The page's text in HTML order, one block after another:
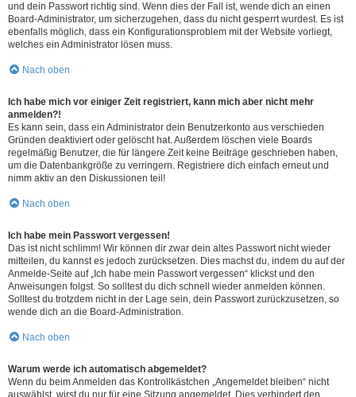
und dein Passwort richtig sind. Wenn dies der Fall ist, wende dich an einen
Board-Administrator, um sicherzugehen, dass du nicht gesperrt wurdest. Es ist
ebenfalls möglich, dass ein Konfigurationsproblem mit der Website vorliegt,
welches ein Administrator lösen muss.
Nach oben
Ich habe mich vor einiger Zeit registriert, kann mich aber nicht mehr
anmelden?!
Es kann sein, dass ein Administrator dein Benutzerkonto aus verschieden
Gründen deaktiviert oder gelöscht hat. Außerdem löschen viele Boards
regelmäßig Benutzer, die für längere Zeit keine Beiträge geschrieben haben,
um die Datenbankgröße zu verringern. Registriere dich einfach erneut und
nimm aktiv an den Diskussionen teil!
Nach oben
Ich habe mein Passwort vergessen!
Das ist nicht schlimm! Wir können dir zwar dein altes Passwort nicht wieder
mitteilen, du kannst es jedoch zurücksetzen. Dies machst du, indem du auf der
Anmelde-Seite auf „Ich habe mein Passwort vergessen“ klickst und den
Anweisungen folgst. So solltest du dich schnell wieder anmelden können.
Solltest du trotzdem nicht in der Lage sein, dein Passwort zurückzusetzen, so
wende dich an die Board-Administration.
Nach oben
Warum werde ich automatisch abgemeldet?
Wenn du beim Anmelden das Kontrollkästchen „Angemeldet bleiben“ nicht
auswählst, wirst du nur für eine Sitzung angemeldet. Dies verhindert den